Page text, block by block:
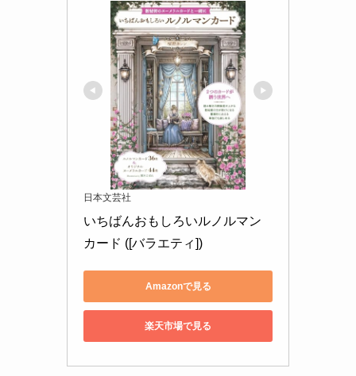
日本文芸社
いちばんおもしろいルノルマン
カード ([バラエティ])
Amazonで見る
楽天市場で見る